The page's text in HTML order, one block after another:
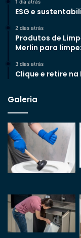
1 dia atrás
ESG e
2 dias atrás
Produtos de
Merlin para
3 dias atrás
Clique e retire
Galeria